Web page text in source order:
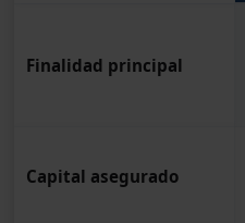
Finalidad principal
Capital asegurado